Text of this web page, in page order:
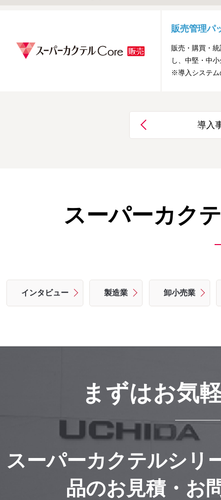
販売管理パ
販売・購買・
し、中堅・中
※導入システム
導入
スーパーカク
インタビュー 製造業 卸小売業
まずはお気
スーパーカクテルシリ
品のお見積・お